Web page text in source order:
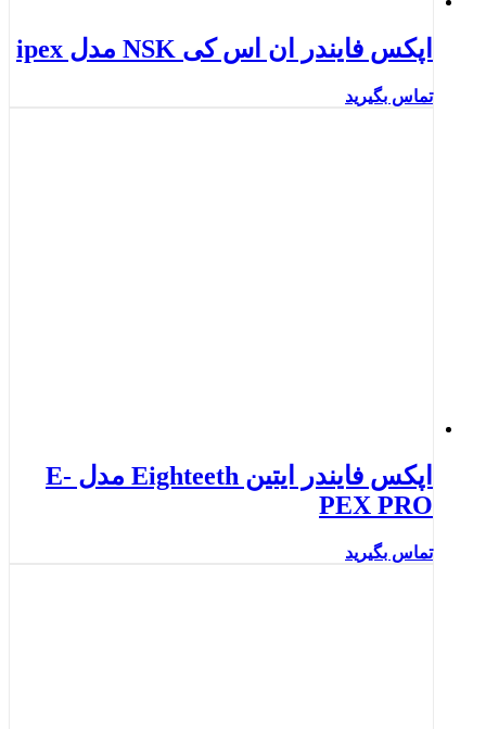
اپکس فایندر ان اس کی NSK مدل ipex
تماس بگیرید
اپکس فایندر ایتین Eighteeth مدل E-
PEX PRO
تماس بگیرید